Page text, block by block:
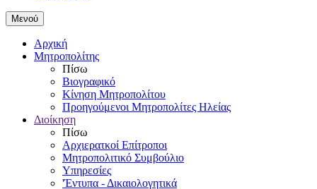
Μενού
Αρχική
Μητροπολίτης
Πίσω
Βιογραφικό
Κίνηση Μητροπολίτου
Προηγούμενοι Μητροπολίτες Ηλείας
Διοίκηση
Πίσω
Αρχιερατκοί Επίτροποι
Μητροπολιτικό Συμβούλιο
Υπηρεσίες
'Έντυπα - Δικαιολογητικά